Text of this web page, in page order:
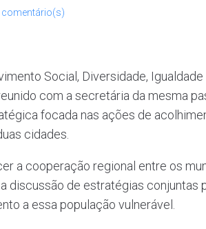
comentário(s)
Social, Diversidade, Igualdade
com a secretária da mesma
focada nas ações de
cidades.
a cooperação regional entre os
discussão de estratégias conjuntas
a essa população vulnerável.